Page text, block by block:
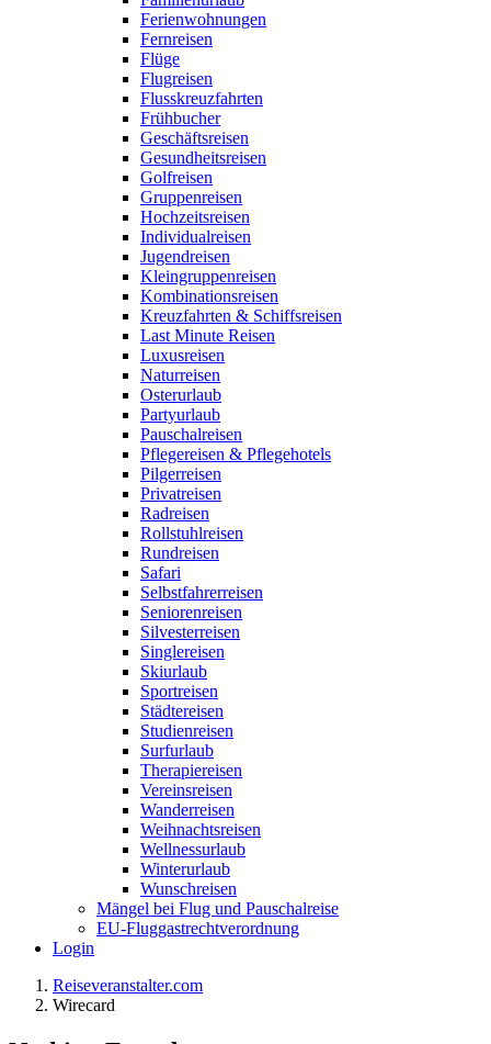
Ferienwohnungen
Fernreisen
Flüge
Flugreisen
Flusskreuzfahrten
Frühbucher
Geschäftsreisen
Gesundheitsreisen
Golfreisen
Gruppenreisen
Hochzeitsreisen
Individualreisen
Jugendreisen
Kleingruppenreisen
Kombinationsreisen
Kreuzfahrten & Schiffsreisen
Last Minute Reisen
Luxusreisen
Naturreisen
Osterurlaub
Partyurlaub
Pauschalreisen
Pflegereisen & Pflegehotels
Pilgerreisen
Privatreisen
Radreisen
Rollstuhlreisen
Rundreisen
Safari
Selbstfahrerreisen
Seniorenreisen
Silvesterreisen
Singlereisen
Skiurlaub
Sportreisen
Städtereisen
Studienreisen
Surfurlaub
Therapiereisen
Vereinsreisen
Wanderreisen
Weihnachtsreisen
Wellnessurlaub
Winterurlaub
Wunschreisen
Mängel bei Flug und Pauschalreise
EU-Fluggastrechtverordnung
Login
Reiseveranstalter.com
Wirecard